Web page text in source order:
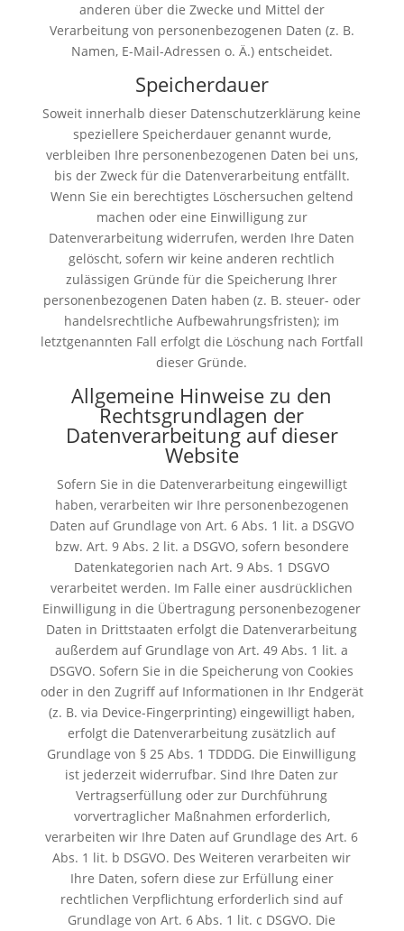
anderen über die Zwecke und Mittel der
Verarbeitung von personenbezogenen Daten (z. B.
Namen, E-Mail-Adressen o. Ä.) entscheidet.
Speicherdauer
Soweit innerhalb dieser Datenschutzerklärung keine
speziellere Speicherdauer genannt wurde,
verbleiben Ihre personenbezogenen Daten bei uns,
bis der Zweck für die Datenverarbeitung entfällt.
Wenn Sie ein berechtigtes Löschersuchen geltend
machen oder eine Einwilligung zur
Datenverarbeitung widerrufen, werden Ihre Daten
gelöscht, sofern wir keine anderen rechtlich
zulässigen Gründe für die Speicherung Ihrer
personenbezogenen Daten haben (z. B. steuer- oder
handelsrechtliche Aufbewahrungsfristen); im
letztgenannten Fall erfolgt die Löschung nach Fortfall
dieser Gründe.
Allgemeine Hinweise zu den
Rechtsgrundlagen der
Datenverarbeitung auf dieser
Website
Sofern Sie in die Datenverarbeitung eingewilligt
haben, verarbeiten wir Ihre personenbezogenen
Daten auf Grundlage von Art. 6 Abs. 1 lit. a DSGVO
bzw. Art. 9 Abs. 2 lit. a DSGVO, sofern besondere
Datenkategorien nach Art. 9 Abs. 1 DSGVO
verarbeitet werden. Im Falle einer ausdrücklichen
Einwilligung in die Übertragung personenbezogener
Daten in Drittstaaten erfolgt die Datenverarbeitung
außerdem auf Grundlage von Art. 49 Abs. 1 lit. a
DSGVO. Sofern Sie in die Speicherung von Cookies
oder in den Zugriff auf Informationen in Ihr Endgerät
(z. B. via Device-Fingerprinting) eingewilligt haben,
erfolgt die Datenverarbeitung zusätzlich auf
Grundlage von § 25 Abs. 1 TDDDG. Die Einwilligung
ist jederzeit widerrufbar. Sind Ihre Daten zur
Vertragserfüllung oder zur Durchführung
vorvertraglicher Maßnahmen erforderlich,
verarbeiten wir Ihre Daten auf Grundlage des Art. 6
Abs. 1 lit. b DSGVO. Des Weiteren verarbeiten wir
Ihre Daten, sofern diese zur Erfüllung einer
rechtlichen Verpflichtung erforderlich sind auf
Grundlage von Art. 6 Abs. 1 lit. c DSGVO. Die